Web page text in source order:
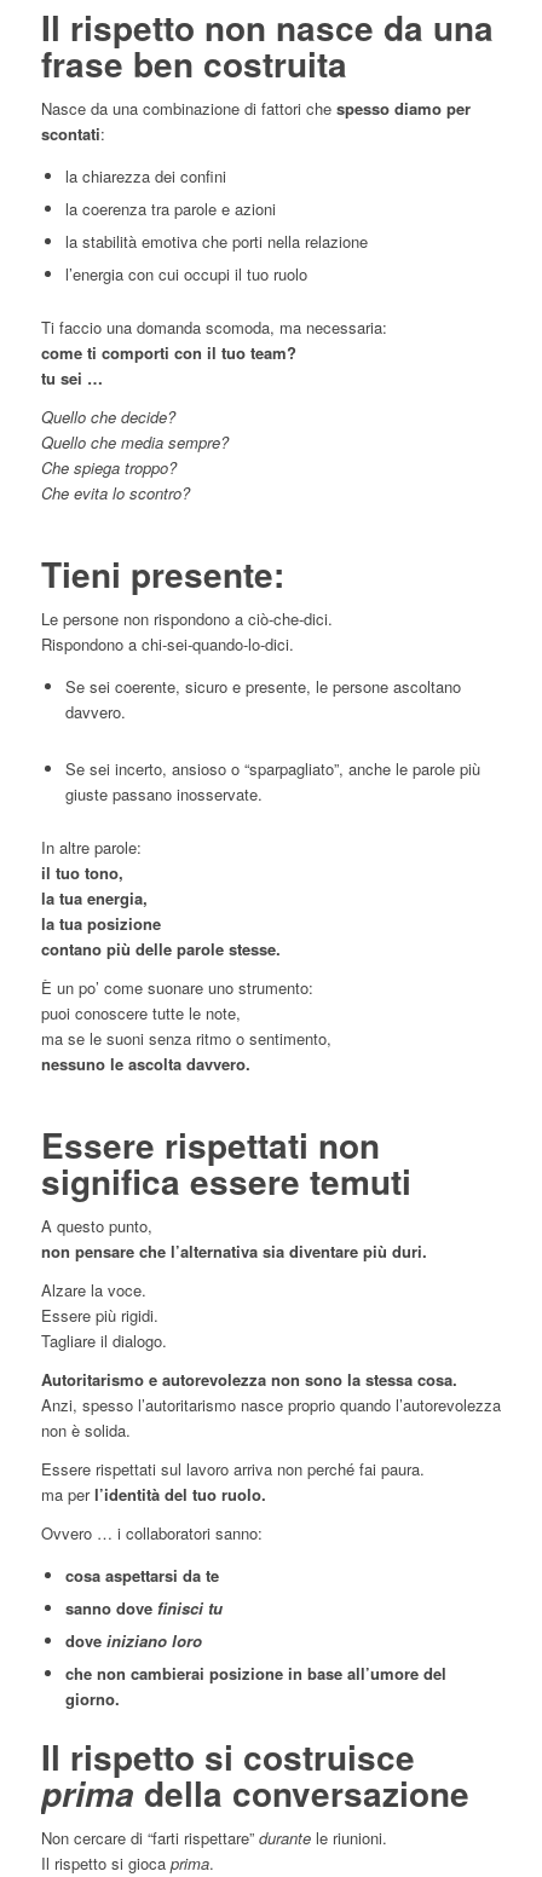
Il rispetto non nasce da una
frase ben costruita
Nasce da una combinazione di fattori che spesso diamo per
scontati:
la chiarezza dei confini
la coerenza tra parole e azioni
la stabilità emotiva che porti nella relazione
l’energia con cui occupi il tuo ruolo
Ti faccio una domanda scomoda, ma necessaria:
come ti comporti con il tuo team?
tu sei …
Quello che decide?
Quello che media sempre?
Che spiega troppo?
Che evita lo scontro?
Tieni presente:
Le persone non rispondono a ciò-che-dici.
Rispondono a chi-sei-quando-lo-dici.
Se sei coerente, sicuro e presente, le persone ascoltano
davvero.
Se sei incerto, ansioso o “sparpagliato”, anche le parole più
giuste passano inosservate.
In altre parole:
il tuo tono,
la tua energia,
la tua posizione
contano più delle parole stesse.
È un po’ come suonare uno strumento:
puoi conoscere tutte le note,
ma se le suoni senza ritmo o sentimento,
nessuno le ascolta davvero.
Essere rispettati non
significa essere temuti
A questo punto,
non pensare che l’alternativa sia diventare più duri.
Alzare la voce.
Essere più rigidi.
Tagliare il dialogo.
Autoritarismo e autorevolezza non sono la stessa cosa.
Anzi, spesso l’autoritarismo nasce proprio quando l’autorevolezza
non è solida.
Essere rispettati sul lavoro arriva non perché fai paura.
ma perl’identità del tuo ruolo.
Ovvero … i collaboratori sanno:
cosa aspettarsi da te
sanno dove finisci tu
dove iniziano loro
che non cambierai posizione in base all’umore del
giorno.
Il rispetto si costruisce
prima della conversazione
Non cercare di “farti rispettare” durantele riunioni.
Il rispetto si gioca prima.